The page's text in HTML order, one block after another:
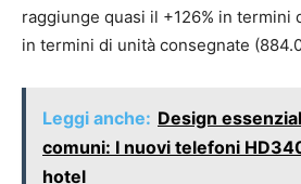
raggiunge quasi il +126% in termini
in termini di unità consegnate
Leggi anche: Design
comuni: I nuovi telefoni
hotel